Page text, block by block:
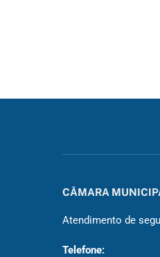
CÂMARA
Atendimento de
Telefone: